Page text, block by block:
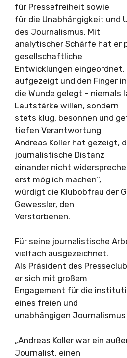
für Pressefreiheit sowie
für die Unabhängigkeit und
des Journalismus. Mit
analytischer Schärfe hat er
gesellschaftliche
Entwicklungen eingeordnet,
aufgezeigt und den Finger in
die Wunde gelegt – niemals
Lautstärke willen, sondern
stets klug, besonnen und
tiefen Verantwortung.
Andreas Koller hat gezeigt,
journalistische Distanz
einander nicht
erst möglich machen“,
würdigt die Klubobfrau der
Gewessler, den
Verstorbenen.
Für seine journalistische
vielfach ausgezeichnet.
Als Präsident des
er sich mit großem
Engagement für die
eines freien und
unabhängigen
„Andreas Koller war ein
Journalist, einen